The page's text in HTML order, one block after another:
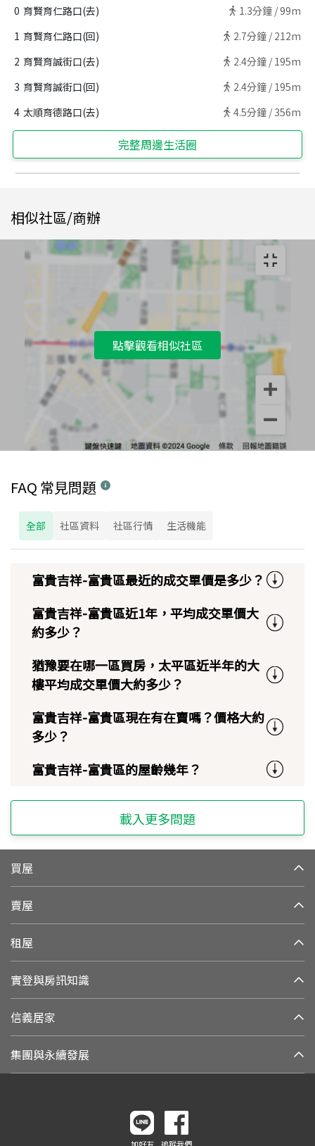
0 育賢育仁路口(去) 1.3分鐘 /99m
1 育賢育仁路口(回) 2.7分鐘 / 212m
2 育賢育誠街口(去) 2.4分鐘 / 195m
3 育賢育誠街口(回) 2.4分鐘 / 195m
4 太順育德路口(去) 4.5分鐘 / 356m
完整周邊生活圈
相似社區/商辦
點擊觀看相似社區
FAQ 常見問題
全部 社區資料 社區行情 生活機能
富貴吉祥-富貴區最近的成交單價是多少？
富貴吉祥-富貴區近1年，平均成交單價大
約多少？
猶豫要在哪一區買房，太平區近半年的大
樓平均成交單價大約多少？
富貴吉祥-富貴區現在有在賣嗎？價格大約
多少？
富貴吉祥-富貴區的屋齡幾年？
載入更多問題
買屋
賣屋
租屋
實登與房訊知識
信義居家
集團與永續發展